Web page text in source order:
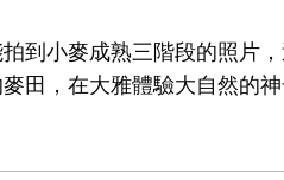
到小麥成熟三階段的照片
田，在大雅體驗大自然的神